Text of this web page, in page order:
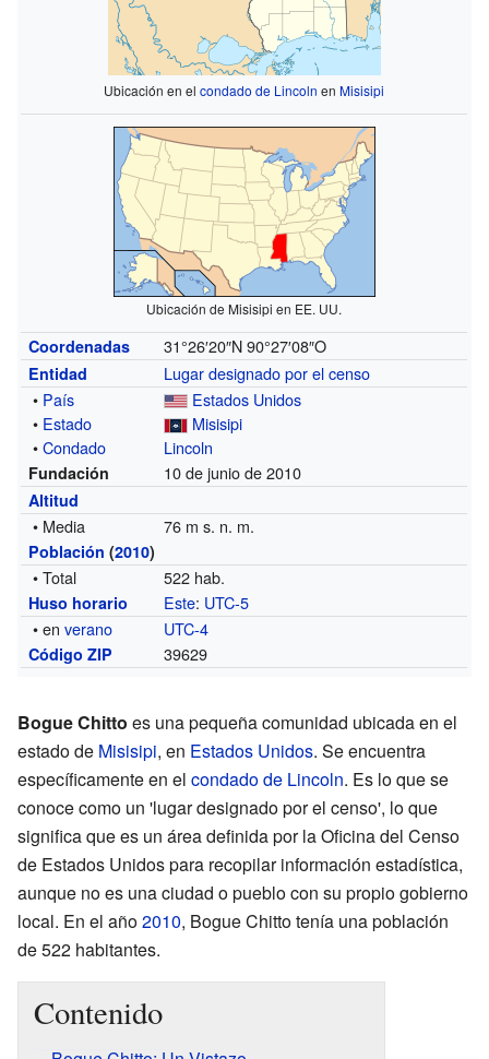
Ubicación en elcondado de Lincoln enMisisipi
Ubicación de Misisipi en EE. UU.
Coordenadas 31°26′20″N 90°27′08″O
Entidad
Lugar designado por el censo
• País
Estados Unidos
• Estado
Misisipi
•Condado Lincoln
Fundación 10 de junio de 2010
Altitud
• Media 76 m s. n. m.
Población (2010)
• Total 522 hab.
Huso horario Este: UTC-5
• enverano UTC-4
Código ZIP 39629
Bogue Chitto es una pequeña comunidad ubicada en el
estado de Misisipi, en Estados Unidos. Se encuentra
específicamente en el condado de Lincoln. Es lo que se
conoce como un 'lugar designado por el censo', lo que
significa que es un área definida por la Oficina del Censo
de Estados Unidos para recopilar información estadística,
aunque no es una ciudad o pueblo con su propio gobierno
local. En el año2010, Bogue Chitto tenía una población
de 522 habitantes.
Contenido